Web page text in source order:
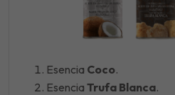
Esencia Coco.
Esencia Trufa Blanca.